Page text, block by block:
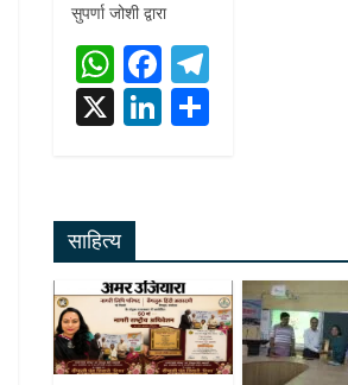
सुपर्णा जोशी द्वारा
W
h
at
A
p
p
F
ac
e
o
k
m
X Li
dI
n
साहित्य